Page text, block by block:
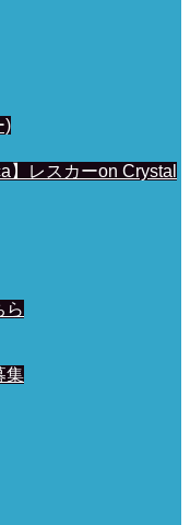
)
】レスカーon Crystal
ら
集